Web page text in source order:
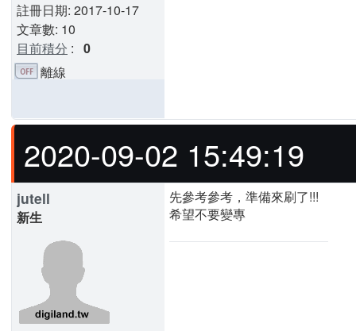
註冊日期: 2017-10-17
文章數: 10
目前積分 : 0
離線
2020-09-02 15:49:19
jutell
新生
先參考參考，準備來刷了!!!
希望不要變專